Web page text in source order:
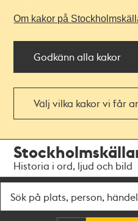
Om kakor på
Godkänn alla kakor
Välj vilka kakor vi får
navigationen
huvudinnehållet
Historia i ord, ljud och bild